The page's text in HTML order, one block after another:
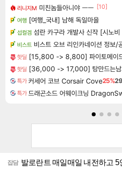
리니지M 미친놈들아니야 ㅡㅡ [10]
여행 [여행_국내] 남해 독일마을
섭컬겜 섬란 카구라 개발사 신작 [시노
비스트 비스트 오브 리인카네이션 정보/
핫딜 [15,800 -> 8,800] 파이토메이드 고칼슘
핫딜 [36,000 -> 17,000] 탕만드는남
특가 커세어 코브 Corsair Cove25%
특가
잡담 발로란트 매일매일 내전하고 5